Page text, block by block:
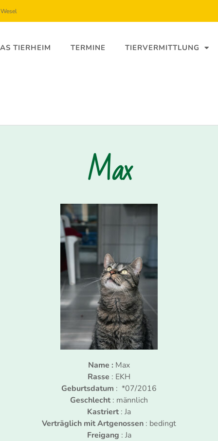
TIERHEIM TERMINE TIERVERMITTLUNG
Max
Name : Max
Rasse : EKH
Geburtsdatum : *07/2016
Geschlecht : männlich
Kastriert : Ja
Verträglich mit Artgenossen : bedingt
Freigang : Ja